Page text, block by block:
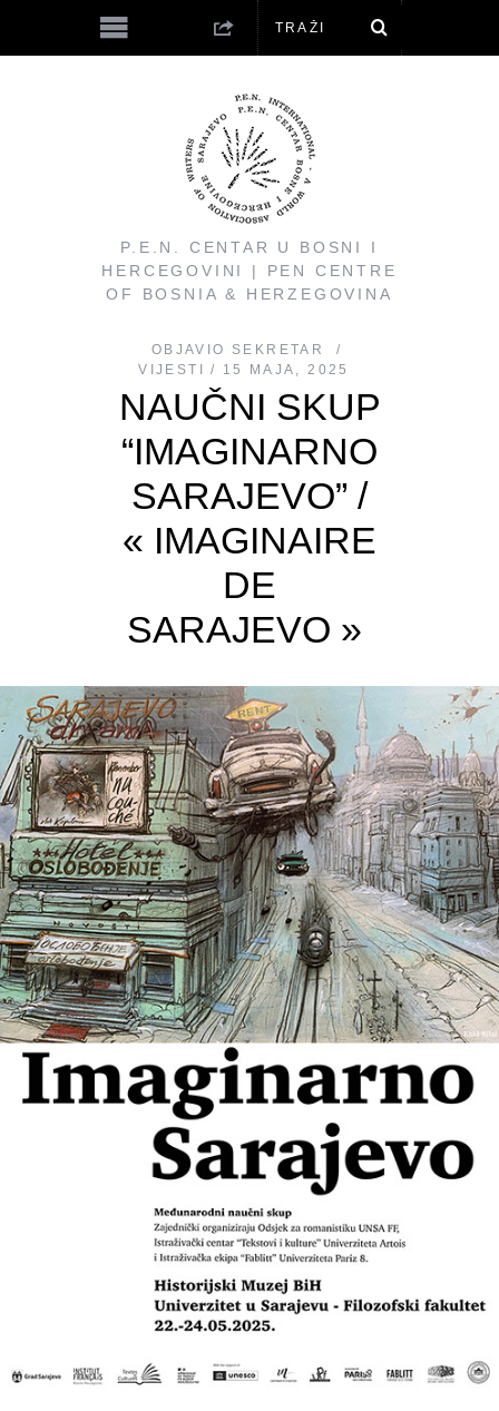
P.E.N. CENTAR U BOSNI I
HERCEGOVINI | PEN CENTRE
OF BOSNIA & HERZEGOVINA
OBJAVIO
SEKRETAR
VIJESTI
15 MAJA, 2025
NAUČNI SKUP
“IMAGINARNO
SARAJEVO” /
« IMAGINAIRE
DE
SARAJEVO »